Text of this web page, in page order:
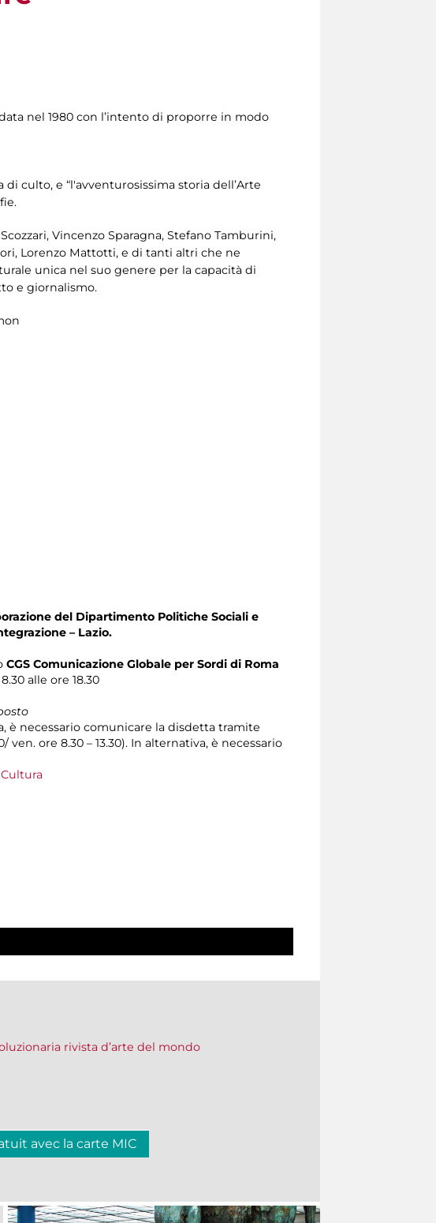
nel 1980 con l’intento di proporre in modo
culto, e “l'avventurosissima storia dell’Arte
Vincenzo Sparagna, Stefano Tamburini,
Lorenzo Mattotti, e di tanti altri che ne
unica nel suo genere per la capacità di
e giornalismo.
del Dipartimento Politiche Sociali e
– Lazio.
CGS Comunicazione Globale per Sordi di Roma
alle ore 18.30
è necessario comunicare la disdetta tramite
ven. ore 8.30 – 13.30). In alternativa, è necessario
rivista d’arte del mondo
avec la carte MIC